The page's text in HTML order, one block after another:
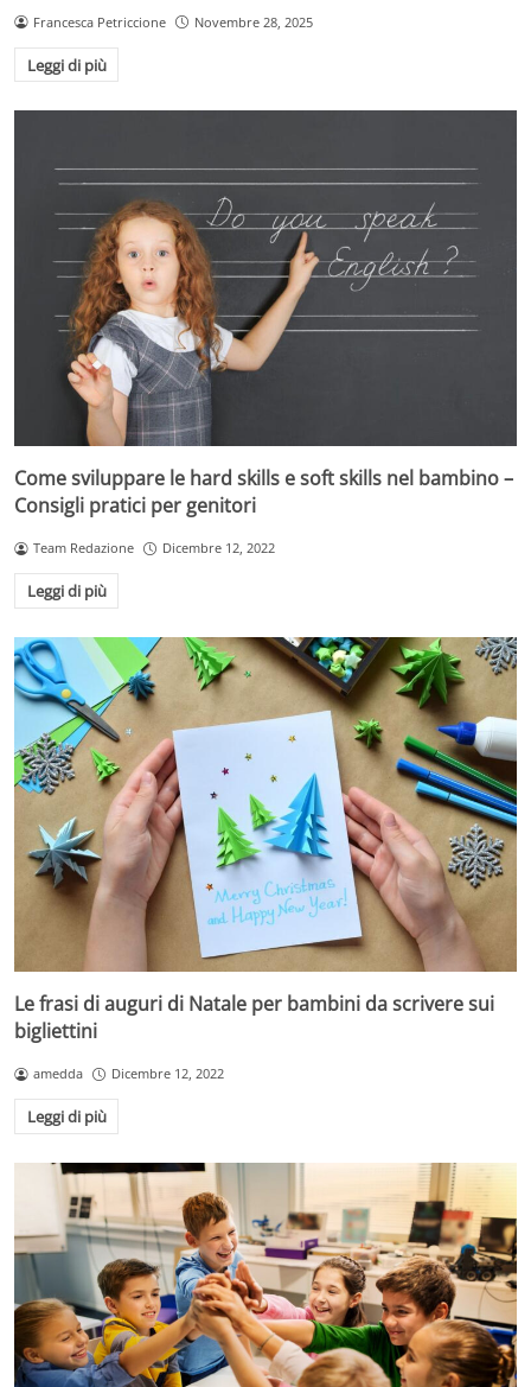
Francesca Petriccione Novembre 28, 2025
Leggi di più
Come sviluppare le hard skills e soft skills nel bambino –
Consigli pratici per genitori
Team Redazione Dicembre 12, 2022
Leggi di più
Le frasi di auguri di Natale per bambini da scrivere sui
bigliettini
amedda Dicembre 12, 2022
Leggi di più